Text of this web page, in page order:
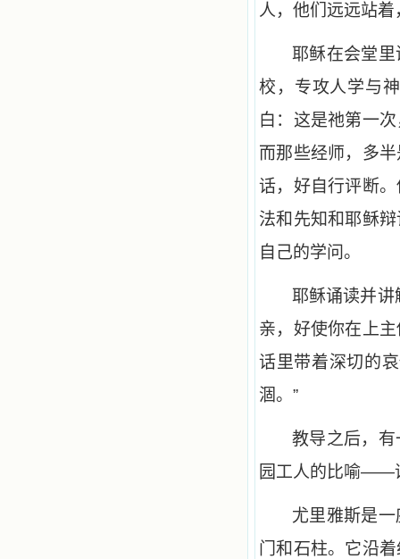
人，他们远远站
耶稣在会堂
校，专攻人学与
白：这是祂第一
而那些经师，多
话，好自行评断
法和先知和耶稣
自己的学问。
耶稣诵读并讲
亲，好使你在上
话里带着深切的
涸。”
教导之后，
园工人的比喻——
尤里雅斯是
门和石柱。它沿